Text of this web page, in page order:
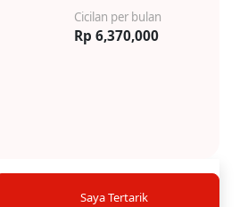
Cicilan per bulan
Rp 6,370,000
Saya Tertarik